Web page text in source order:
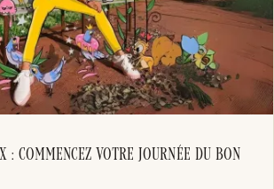
: Commencez votre Journée du Bon